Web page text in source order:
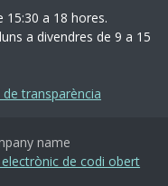
15:30 a 18 hores.
a divendres de 9 a 15
transparència
name
de codi obert